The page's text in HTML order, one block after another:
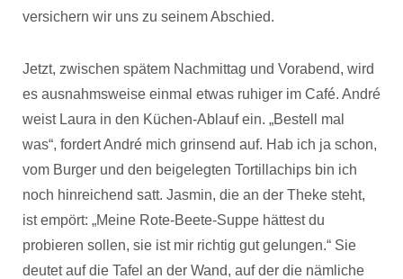
versichern wir uns zu seinem Abschied.
Jetzt, zwischen spätem Nachmittag und Vorabend, wird
es ausnahmsweise einmal etwas ruhiger im Café. André
weist Laura in den Küchen-Ablauf ein. „Bestell mal
was“, fordert André mich grinsend auf. Hab ich ja schon,
vom Burger und den beigelegten Tortillachips bin ich
noch hinreichend satt. Jasmin, die an der Theke steht,
ist empört: „Meine Rote-Beete-Suppe hättest du
probieren sollen, sie ist mir richtig gut gelungen.“ Sie
deutet auf die Tafel an der Wand, auf der die nämliche